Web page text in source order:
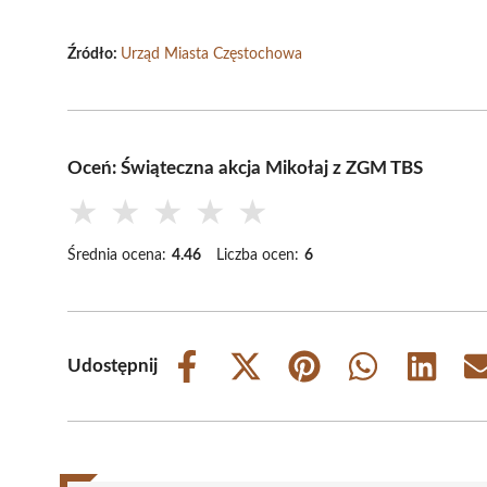
Źródło: Urząd Miasta Częstochowa
Oceń: Świąteczna akcja Mikołaj z ZGM TBS
★ ★ ★ ★ ★
Średnia ocena: 4.46 Liczba ocen: 6
Udostępnij
Share
Share
(Twitter)
Share
Share
Share